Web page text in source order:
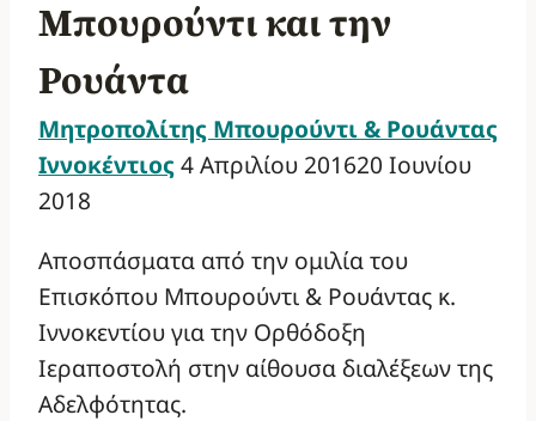
Μπουρούντι και την
Ρουάντα
Μητροπολίτης Μπουρούντι & Ρουάντας
Ιννοκέντιος 4 Απριλίου 201620 Ιουνίου
2018
Αποσπάσματα από την ομιλία του
Επισκόπου Μπουρούντι & Ρουάντας κ.
Ιννοκεντίου για την Ορθόδοξη
Ιεραποστολή στην αίθουσα διαλέξεων της
Αδελφότητας.